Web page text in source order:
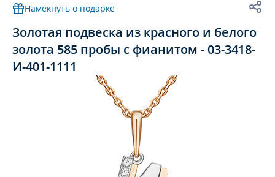
Намекнуть о подарке
Золотая подвеска из красного и белого
золота 585 пробы с фианитом - 03-3418-
И-401-1111